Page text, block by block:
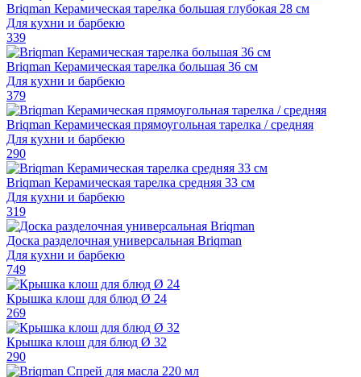
Briqman Керамическая тарелка большая глубокая 28 см
Для кухни и барбекю
339
Briqman Керамическая тарелка большая 36 см
Для кухни и барбекю
379
Briqman Керамическая прямоугольная тарелка / средняя
Для кухни и барбекю
290
Briqman Керамическая тарелка средняя 33 см
Для кухни и барбекю
319
Доска разделочная универсальная Briqman
Для кухни и барбекю
749
Крышка клош для блюд Ø 24
269
Крышка клош для блюд Ø 32
290